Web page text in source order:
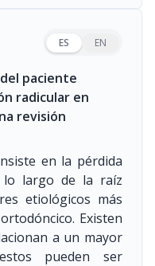
ES EN
paciente
radicular en
revisión
en la pérdida
lo largo de la raíz
etiológicos más
Existen
a un mayor
pueden ser